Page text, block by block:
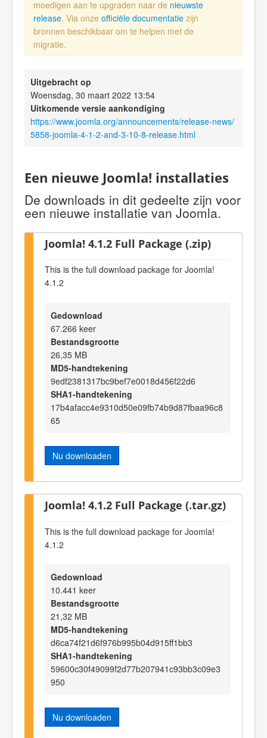
moedigen aan te upgraden naar de nieuwste
release. Via onze officiële documentatie zijn
bronnen beschikbaar om te helpen met de
migratie.
Uitgebracht op
Woensdag, 30 maart 2022 13:54
Uitkomende versie aankondiging
https://www.joomla.org/announcements/release-news/
5858-joomla-4-1-2-and-3-10-8-release.html
Een nieuwe Joomla! installaties
De downloads in dit gedeelte zijn voor
een nieuwe installatie van Joomla.
Joomla! 4.1.2 Full Package (.zip)
This is the full download package for Joomla!
4.1.2
Gedownload
67.266 keer
Bestandsgrootte
26,35 MB
MD5-handtekening
9edf2381317bc9bef7e0018d456f22d6
SHA1-handtekening
17b4afacc4e9310d50e09fb74b9d87fbaa96c8
65
Nu downloaden
Joomla! 4.1.2 Full Package (.tar.gz)
This is the full download package for Joomla!
4.1.2
Gedownload
10.441 keer
Bestandsgrootte
21,32 MB
MD5-handtekening
d6ca74f21d6f976b995b04d915ff1bb3
SHA1-handtekening
59600c30f49099f2d77b207941c93bb3c09e3
950
Nu downloaden